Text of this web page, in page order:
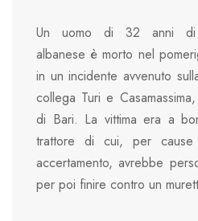
Un uomo di 32 anni di
albanese è morto nel
in un incidente avvenuto
collega Turi e
di Bari. La vittima era a
trattore di cui, per
accertamento, avrebbe
per poi finire contro un